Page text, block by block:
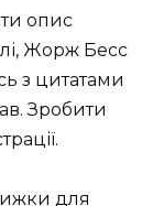
опис
Жорж Бесс
з цитатами
Зробити
для